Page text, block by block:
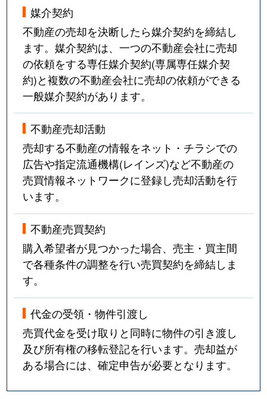
媒介契約
不動産の売却を決断したら媒介契約を締結し
ます。媒介契約は、一つの不動産会社に売却
の依頼をする専任媒介契約(専属専任媒介契
約)と複数の不動産会社に売却の依頼ができる
一般媒介契約があります。
不動産売却活動
売却する不動産の情報をネット・チラシでの
広告や指定流通機構(レインズ)など不動産の
売買情報ネットワークに登録し売却活動を行
います。
不動産売買契約
購入希望者が見つかった場合、売主・買主間
で各種条件の調整を行い売買契約を締結しま
す。
代金の受領・物件引渡し
売買代金を受け取りと同時に物件の引き渡し
及び所有権の移転登記を行います。売却益が
ある場合には、確定申告が必要となります。